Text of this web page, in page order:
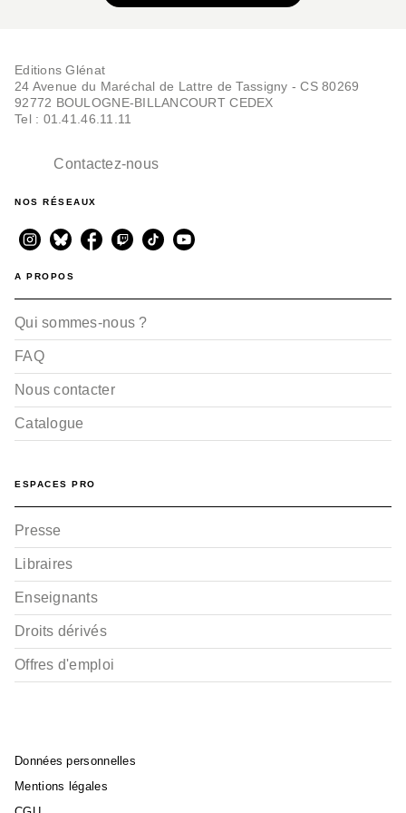
Christian Perrissin
Boro Pavlovic
Les Munroe - Tome 03
Christian Perrissin
Editions Glénat
24 Avenue du Maréchal de Lattre de Tassigny - CS 80269
92772 BOULOGNE-BILLANCOURT CEDEX
Tel : 01.41.46.11.11
Contactez-nous
NOS RÉSEAUX
A PROPOS
Qui sommes-nous ?
FAQ
Nous contacter
Catalogue
ESPACES PRO
Presse
Libraires
Enseignants
Droits dérivés
Offres d'emploi
Données personnelles
Mentions légales